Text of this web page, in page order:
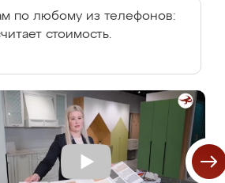
по любому из телефонов:
стоимость.